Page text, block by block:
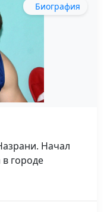
Биография
Начал
городе